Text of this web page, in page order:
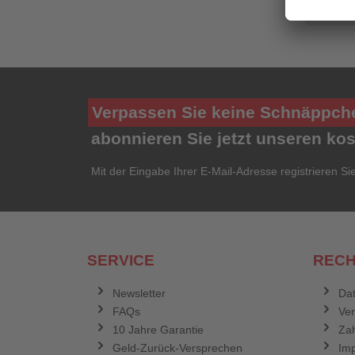
Verpassen Sie keine
abonnieren Sie jetzt unseren
Mit der Eingabe Ihrer E-Mail-Adresse registrieren
SERVICE
Newsletter
FAQs
10 Jahre Garantie
Geld-Zurück-Versprechen